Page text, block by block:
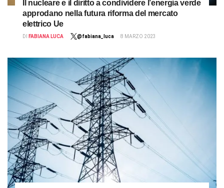
Il nucleare e il diritto a condividere l’energia verde
approdano nella futura riforma del mercato
elettrico Ue
DI FABIANA LUCA @fabiana_luca 8 MARZO 2023